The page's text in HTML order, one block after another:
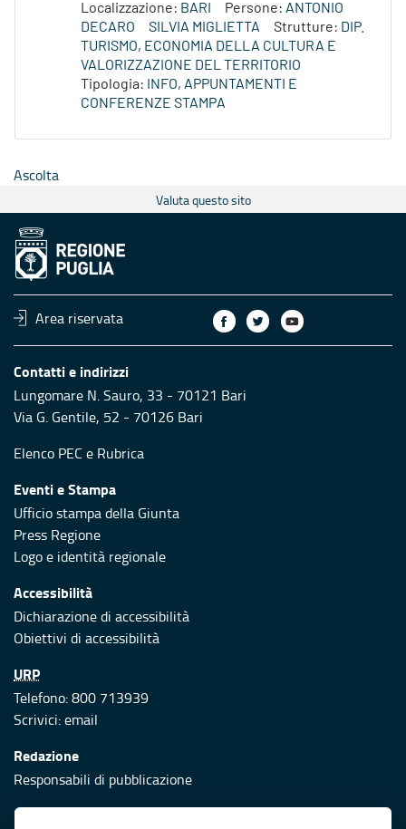
Localizzazione: BARI Persone: ANTONIO
DECARO
SILVIA MIGLIETTA Strutture: DIP.
TURISMO, ECONOMIA DELLA CULTURA E
VALORIZZAZIONE DEL TERRITORIO
Tipologia:
INFO, APPUNTAMENTI E
CONFERENZE STAMPA
Ascolta
Valuta questo sito
Area riservata
Contatti e indirizzi
Lungomare N. Sauro, 33 - 70121 Bari
Via G. Gentile, 52 - 70126 Bari
Elenco PEC e Rubrica
Eventi e Stampa
Ufficio stampa della Giunta
Press Regione
Logo e identità regionale
Accessibilità
Dichiarazione di accessibilità
Obiettivi di accessibilità
URP
Telefono: 800 713939
Scrivici:email
Redazione
Responsabili di pubblicazione
Protezione civile